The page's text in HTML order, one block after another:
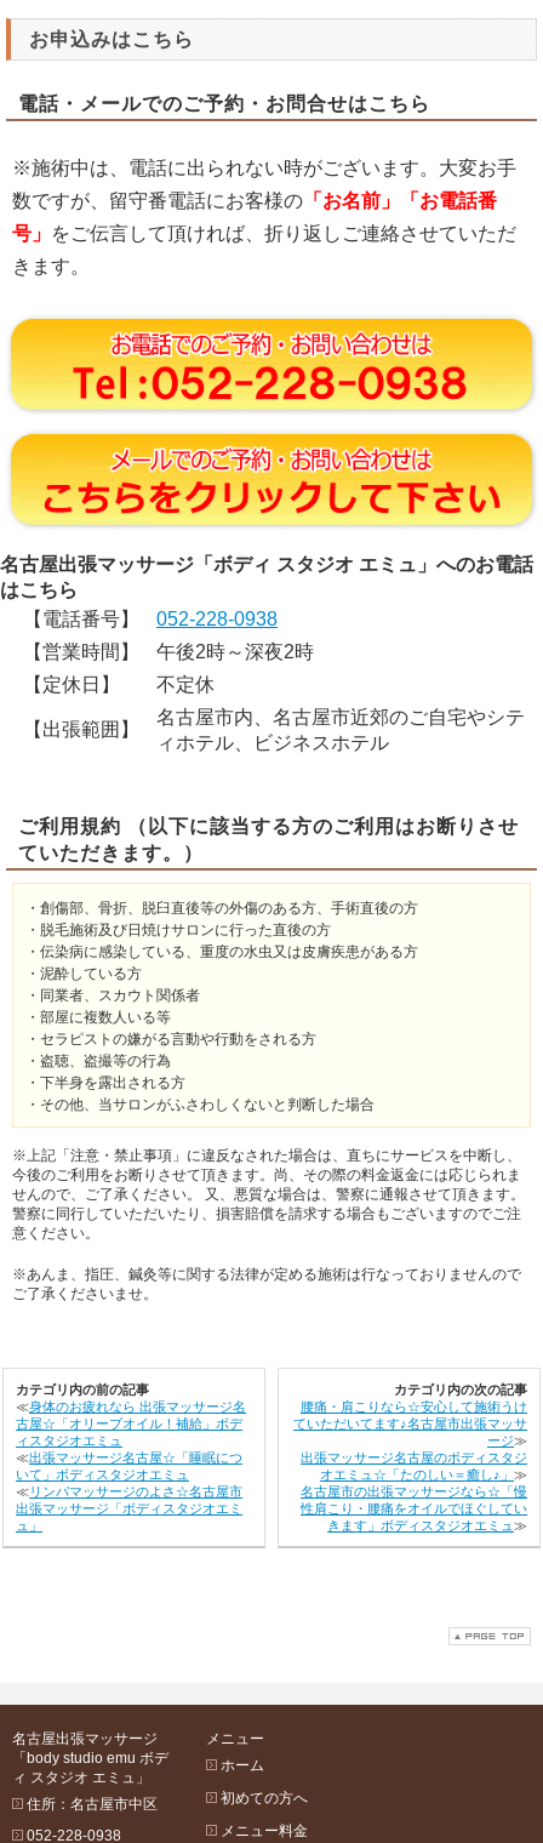
お申込みはこちら
電話・メールでのご予約・お問合せはこちら
※施術中は、電話に出られない時がございます。大変お手
数ですが、留守番電話にお客様の 「お名前」「お電話番
号」 をご伝言して頂ければ、折り返しご連絡させていただ
きます。
名古屋出張マッサージ「ボディ スタジオ エミュ」へのお電話
はこちら
【電話番号】
052-228-0938
【営業時間】
午後2時～深夜2時
【定休日】
不定休
【出張範囲】
名古屋市内、名古屋市近郊のご自宅やシテ
ィホテル、ビジネスホテル
ご利用規約 （以下に該当する方のご利用はお断りさせ
ていただきます。）
・創傷部、骨折、脱臼直後等の外傷のある方、手術直後の方
・脱毛施術及び日焼けサロンに行った直後の方
・伝染病に感染している、重度の水虫又は皮膚疾患がある方
・泥酔している方
・同業者、スカウト関係者
・部屋に複数人いる等
・セラピストの嫌がる言動や行動をされる方
・盗聴、盗撮等の行為
・下半身を露出される方
・その他、当サロンがふさわしくないと判断した場合
※上記「注意・禁止事項」に違反なされた場合は、直ちにサービスを中断し、
今後のご利用をお断りさせて頂きます。尚、その際の料金返金には応じられま
せんので、ご了承ください。 又、悪質な場合は、警察に通報させて頂きます。
警察に同行していただいたり、損害賠償を請求する場合もございますのでご注
意ください。
※あんま、指圧、鍼灸等に関する法律が定める施術は行なっておりませんので
ご了承くださいませ。
カテゴリ内の前の記事
≪身体のお疲れなら 出張マッサージ名
古屋☆「オリーブオイル！補給」ボデ
ィスタジオエミュ
≪出張マッサージ名古屋☆「睡眠につ
いて」ボディスタジオエミュ
≪リンパマッサージのよさ☆名古屋市
出張マッサージ「ボディスタジオエミ
ュ」
カテゴリ内の次の記事
腰痛・肩こりなら☆安心して施術うけ
ていただいてます♪名古屋市出張マッサ
ージ≫
出張マッサージ名古屋のボディスタジ
オエミュ☆「たのしい＝癒し♪」 ≫
名古屋市の出張マッサージなら☆「慢
性肩こり・腰痛をオイルでほぐしてい
きます」ボディスタジオエミュ ≫
名古屋出張マッサージ
「body studio emu ボデ
ィ スタジオ エミュ」
住所：名古屋市中区
052-228-0938
メニュー
ホーム
初めての方へ
メニュー料金